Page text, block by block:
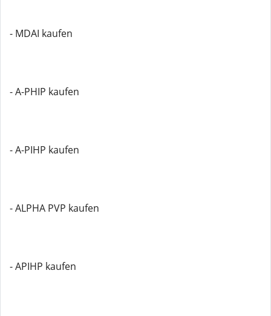
- MDAI kaufen
- A-PHIP kaufen
- A-PIHP kaufen
- ALPHA PVP kaufen
- APIHP kaufen